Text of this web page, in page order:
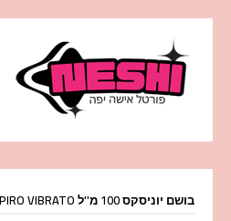
בושם יוניסקס 100 מ''ל SOSPIRO VIBRATO או דה פרפיום E.D.P